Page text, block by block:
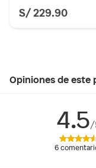
S/ 229.90
Opiniones de
4.5
6